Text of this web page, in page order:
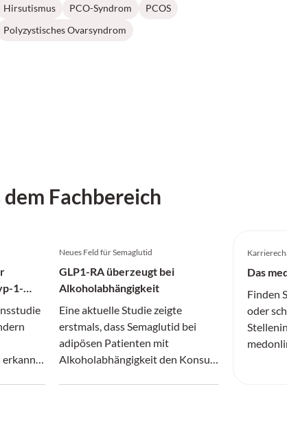
Hirsutismus PCO-Syndrom
PCOS
Polyzystisches Ovarsyndrom
Fachbereich
1-
Neues Feld für Semaglutid
GLP1-RA überzeugt bei
Alkoholabhängigkeit
Eine aktuelle Studie zeigte
erstmals, dass Semaglutid bei
adipösen Patienten mit
Alkoholabhängigkeit den Konsum
Das
Finden
oder